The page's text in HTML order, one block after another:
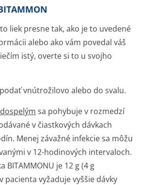
liek presne tak, ako je to uvedené
alebo ako vám povedal váš
istý, overte si to u svojho
vnútrožilovo alebo do svalu.
dospelým sa pohybuje v rozmedzí
v čiastkových dávkach
Menej závažné infekcie sa môžu
v 12-hodinových intervaloch.
BITAMMONU je 12 g (4 g
pacienta vyžaduje vyššie dávky